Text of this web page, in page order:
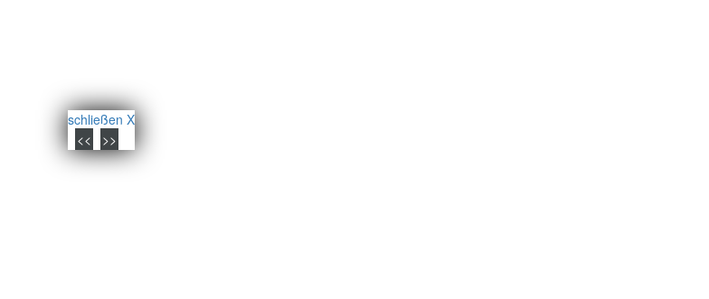
schließen X
<<
>>